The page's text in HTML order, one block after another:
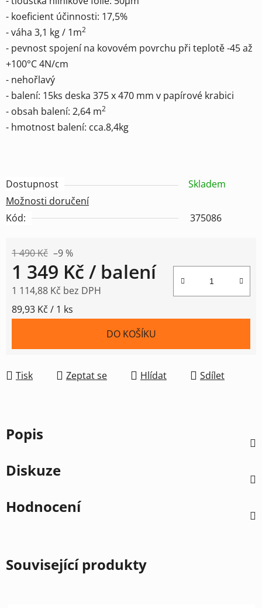
- koeficient účinnosti: 17,5%
- váha 3,1 kg / 1m2
- pevnost spojení na kovovém povrchu při teplotě -45 až
+100°C 4N/cm
- nehořlavý
- balení: 15ks deska 375 x 470 mm v papírové krabici
- obsah balení: 2,64 m2
- hmotnost balení: cca.8,4kg
Dostupnost
Skladem
Možnosti doručení
Kód:
375086
1 490 Kč –9 %
1 349 Kč / balení
1 114,88 Kč bez DPH
Měrná cena:
89,93 Kč / 1 ks
DO KOŠÍKU
Tisk Zeptat se Hlídat Sdílet
Popis
Diskuze
Hodnocení
Související produkty